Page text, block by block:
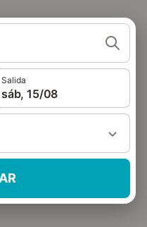
Salida
sáb, 15/08